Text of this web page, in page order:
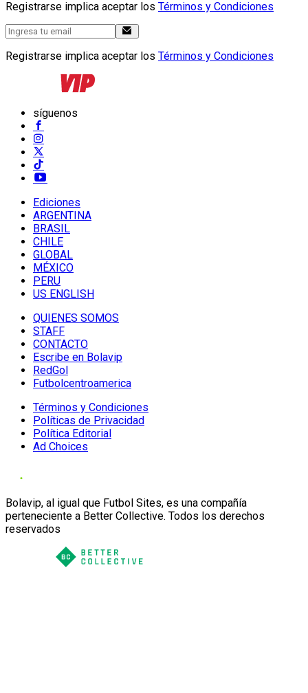
Registrarse implica aceptar los Términos y Condiciones
Registrarse implica aceptar los Términos y Condiciones
síguenos
Ediciones
ARGENTINA
BRASIL
CHILE
GLOBAL
MÉXICO
PERU
US ENGLISH
QUIENES SOMOS
STAFF
CONTACTO
Escribe en Bolavip
RedGol
Futbolcentroamerica
Términos y Condiciones
Políticas de Privacidad
Política Editorial
Ad Choices
Bolavip, al igual que Futbol Sites, es una compañía
perteneciente a Better Collective. Todos los derechos
reservados